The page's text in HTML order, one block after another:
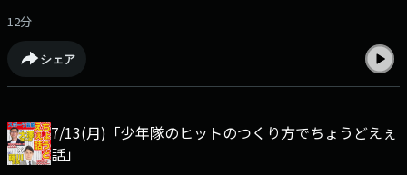
視点』皇室典範改正案が成立へ日本にとって天皇とは何か？古事記・日本
書紀から考える皇室典範の改正案について安本さんが語ります。
➡https://www.obc1314.co.jp/bangumi/chodo/安本さんへのご質問や、
ご感想などは✉chodo@obc1314.co.jpまでお寄せ下さい。「Ｘ」などSNS
12分
シェア
7/13(月)「少年隊のヒットのつくり方でちょうどえぇ
話」